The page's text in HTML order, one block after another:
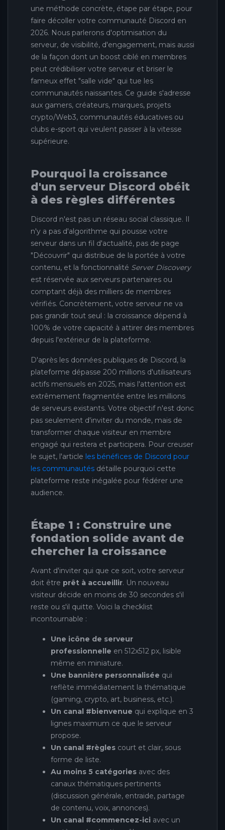
une méthode concrète, étape par étape, pour
faire décoller votre communauté Discord en
2026. Nous parlerons d'optimisation du
serveur, de visibilité, d'engagement, mais aussi
de la façon dont un boost ciblé en membres
peut crédibiliser votre serveur et briser le
fameux effet "salle vide" qui tue les
communautés naissantes. Ce guide s'adresse
aux gamers, créateurs, marques, projets
crypto/Web3, communautés éducatives ou
clubs e-sport qui veulent passer à la vitesse
supérieure.
Pourquoi la croissance
d'un serveur Discord obéit
à des règles différentes
Discord n'est pas un réseau social classique. Il
n'y a pas d'algorithme qui pousse votre
serveur dans un fil d'actualité, pas de page
"Découvrir" qui distribue de la portée à votre
contenu, et la fonctionnalité Server Discovery
est réservée aux serveurs partenaires ou
comptant déjà des milliers de membres
vérifiés. Concrètement, votre serveur ne va
pas grandir tout seul : la croissance dépend à
100% de votre capacité à attirer des membres
depuis l'extérieur de la plateforme.
D'après les données publiques de Discord, la
plateforme dépasse 200 millions d'utilisateurs
actifs mensuels en 2025, mais l'attention est
extrêmement fragmentée entre les millions
de serveurs existants. Votre objectif n'est donc
pas seulement d'inviter du monde, mais de
transformer chaque visiteur en membre
engagé qui restera et participera. Pour creuser
le sujet, l'article les bénéfices de Discord pour
les communautés détaille pourquoi cette
plateforme reste inégalée pour fédérer une
audience.
Étape 1 : Construire une
fondation solide avant de
chercher la croissance
Avant d'inviter qui que ce soit, votre serveur
doit être prêt à accueillir. Un nouveau
visiteur décide en moins de 30 secondes s'il
reste ou s'il quitte. Voici la checklist
incontournable :
Une icône de serveur
professionnelle en 512x512 px, lisible
même en miniature.
Une bannière personnalisée qui
reflète immédiatement la thématique
(gaming, crypto, art, business, etc.).
Un canal #bienvenue qui explique en 3
lignes maximum ce que le serveur
propose.
Un canal #règles court et clair, sous
forme de liste.
Au moins 5 catégories avec des
canaux thématiques pertinents
(discussion générale, entraide, partage
de contenu, voix, annonces).
Un canal #commencez-ici avec un